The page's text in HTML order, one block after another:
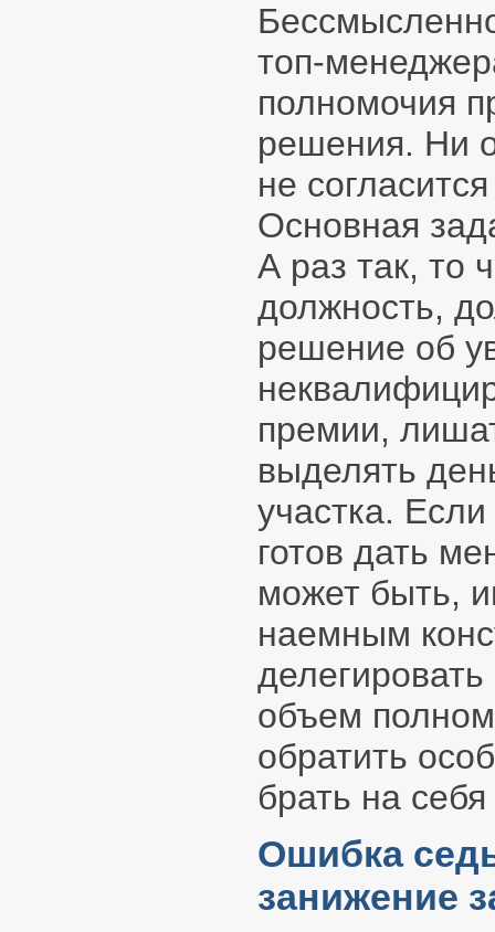
топ-
полномочия
решения. Ни
не
Основная
А раз так, то
должность,
решение об
премии,
выделять
участка.
готов дать
может быть,
наемным
объем
обратить
брать на
Ошибка
занижение